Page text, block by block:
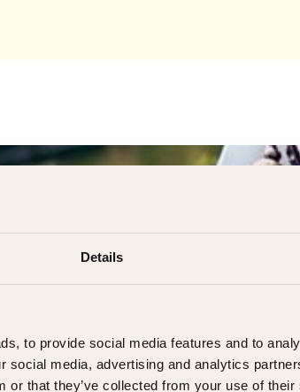
Details
to provide social media features and to
social media, advertising and analytics
or that they’ve collected from your use of